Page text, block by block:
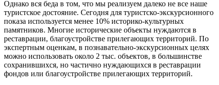
Однако вся беда в том, что мы реализуем далеко не все наше
туристское достояние. Сегодня для туристско-экскурсионного
показа используется менее 10% историко-культурных
памятников. Многие исторические объекты нуждаются в
реставрации, благоустройстве прилегающих территорий. По
экспертным оценкам, в познавательно-экскурсионных целях
можно использовать около 2 тыс. объектов, в большинстве
сохранившихся, но частично нуждающихся в реставрации
фондов или благоустройстве прилегающих территорий.